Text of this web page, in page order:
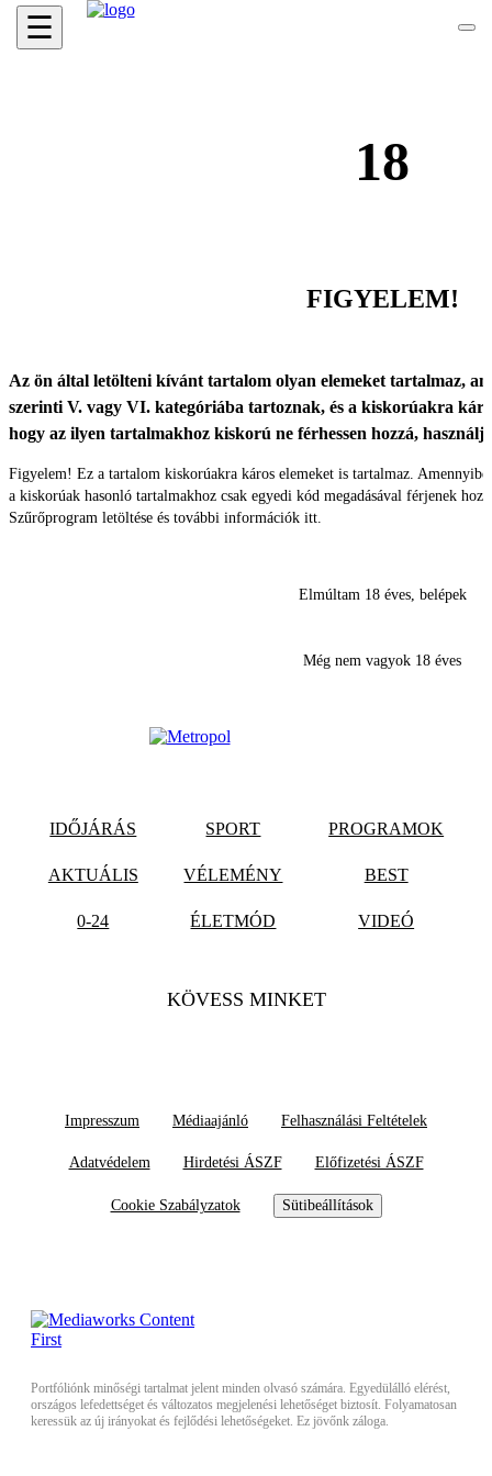
☰
18
FIGYELEM!
Az ön által letölteni kívánt tartalom olyan elemeket tartalmaz,
szerinti V. vagy VI. kategóriába tartoznak, és a kiskorúakra
hogy az ilyen tartalmakhoz kiskorú ne férhessen hozzá,
Figyelem! Ez a tartalom kiskorúakra káros elemeket is tartalmaz.
a kiskorúak hasonló tartalmakhoz csak egyedi kód megadásával férjenek
Szűrőprogram letöltése és további információk itt.
Elmúltam 18 éves, belépek
Még nem vagyok 18 éves
IDŐJÁRÁS SPORT PROGRAMOK
AKTUÁLIS VÉLEMÉNY BEST
0-24 ÉLETMÓD VIDEÓ
KÖVESS MINKET
Impresszum Médiaajánló Felhasználási Feltételek
Adatvédelem Hirdetési ÁSZF Előfizetési ÁSZF
Cookie Szabályzatok Sütibeállítások
Portfóliónk minőségi tartalmat jelent minden olvasó számára. Egyedülálló elérést,
országos lefedettséget és változatos megjelenési lehetőséget biztosít. Folyamatosan
keressük az új irányokat és fejlődési lehetőségeket. Ez jövőnk záloga.